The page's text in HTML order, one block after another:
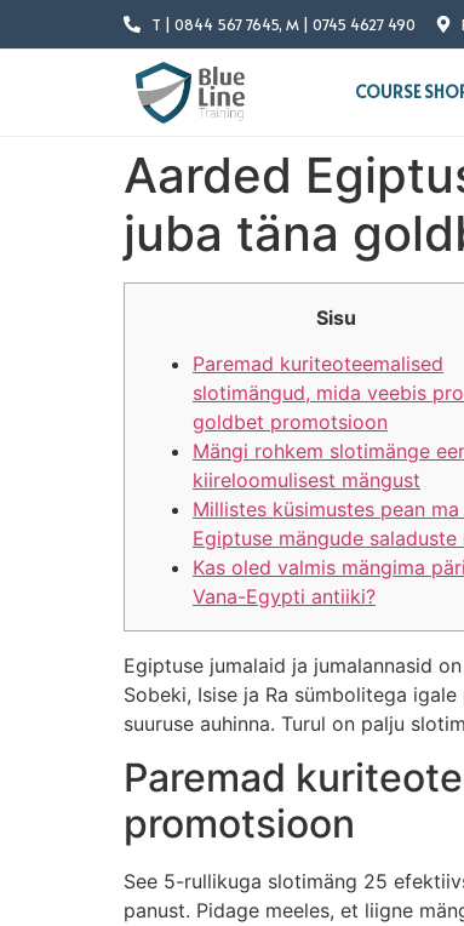
T | 0844 567 7645, M | 0745 4627 490
COURSE
Aarded
juba täna
Sisu
Paremad kuriteoteemalised
slotimängud, mida veebis
goldbet promotsioon
Mängi rohkem slotimänge
kiireloomulisest mängust
Millistes küsimustes pean
Egiptuse mängude saladuste
Kas oled valmis mängima
Vana-Egypti antiiki?
Egiptuse jumalaid ja jumalannasid
Sobeki, Isise ja Ra sümbolitega
suuruse auhinna. Turul on palju
Paremad
promotsioon
See 5-rullikuga slotimäng 25
panust. Pidage meeles, et liigne